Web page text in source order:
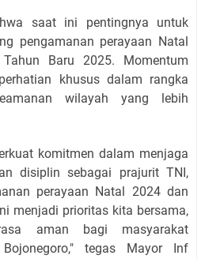
saat ini pentingnya untuk
pengamanan perayaan Natal
Baru 2025. Momentum
khusus dalam rangka
wilayah yang lebih
komitmen dalam menjaga
disiplin sebagai prajurit TNI,
perayaan Natal 2024 dan
menjadi prioritas kita bersama,
aman bagi masyarakat
tegas Mayor Inf